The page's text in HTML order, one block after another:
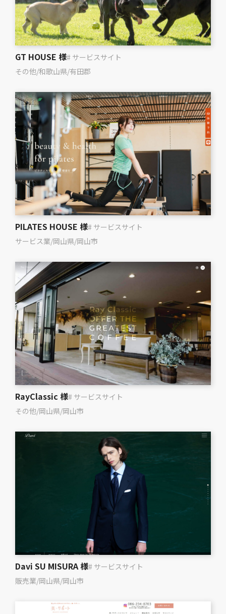
GT HOUSE 様# サービスサイト
その他/和歌山県/有田郡
PILATES HOUSE 様# サービスサイト
サービス業/岡山県/岡山市
RayClassic 様# サービスサイト
その他/岡山県/岡山市
Davi SU MISURA 様# サービスサイト
販売業/岡山県/岡山市